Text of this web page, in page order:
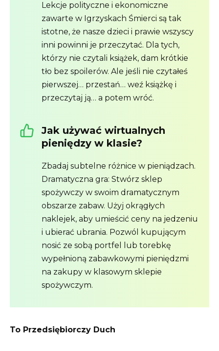
Lekcje polityczne i ekonomiczne
zawarte w Igrzyskach Śmierci są tak
istotne, że nasze dzieci i prawie wszyscy
inni powinni je przeczytać. Dla tych,
którzy nie czytali książek, dam krótkie
tło bez spoilerów. Ale jeśli nie czytałeś
pierwszej… przestań… weź książkę i
przeczytaj ją… a potem wróć.
Jak używać wirtualnych
pieniędzy w klasie?
Zbadaj subtelne różnice w pieniądzach.
Dramatyczna gra: Stwórz sklep
spożywczy w swoim dramatycznym
obszarze zabaw. Użyj okrągłych
naklejek, aby umieścić ceny na jedzeniu
i ubierać ubrania. Pozwól kupującym
nosić ze sobą portfel lub torebkę
wypełnioną zabawkowymi pieniędzmi
na zakupy w klasowym sklepie
spożywczym.
To Przedsiębiorczy Duch